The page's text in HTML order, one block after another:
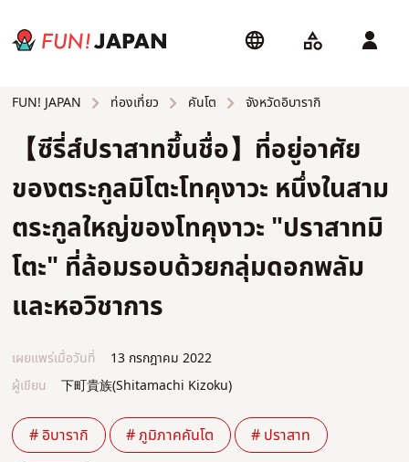
FUN! JAPAN ท่องเที่ยว คันโต จังหวัดอิบารากิ
【ซีรี่ส์ปราสาทขึ้นชื่อ】ที่อยู่อาศัย
ของตระกูลมิโตะโทคุงาวะ หนึ่งในสาม
ตระกูลใหญ่ของโทคุงาวะ "ปราสาทมิ
โตะ" ที่ล้อมรอบด้วยกลุ่มดอกพลัม
และหอวิชาการ
เผยแพร่เมื่อวันที่
13 กรกฎาคม 2022
ผู้เขียน
下町貴族(Shitamachi Kizoku)
# อิบารากิ # ภูมิภาคคันโต # ปราสาท